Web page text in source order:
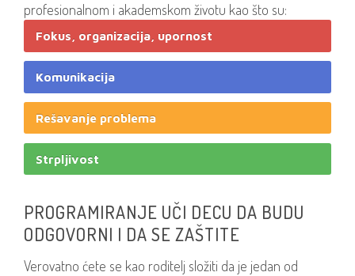
profesionalnom i akademskom životu kao što su:
Fokus, organizacija, upornost
Komunikacija
Rešavanje problema
Strpljivost
PROGRAMIRANJE UČI DECU DA BUDU
ODGOVORNI I DA SE ZAŠTITE
Verovatno ćete se kao roditelj složiti da je jedan od